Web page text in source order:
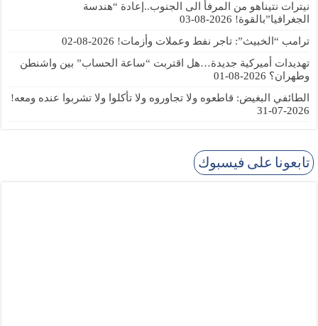
نيترات نتيناهو من المرفأ الى الجنوب..إعادة “هندسة
الجغرافيا”بالقوة! 2026-08-03
ترامب “الخبيث”: تاجر نفط وعملات وأزمات! 2026-08-02
تهديدات أميركية جديدة…هل اقتربت “ساعة الحساب” بين واشنطن
وطهران؟ 2026-08-01
الطائفي البغيض: قاطعوه ولا تجاوروه ولا تأكلوا ولا تشربوا عنده ومعه!
2026-07-31
تابعونا على فيسبوك